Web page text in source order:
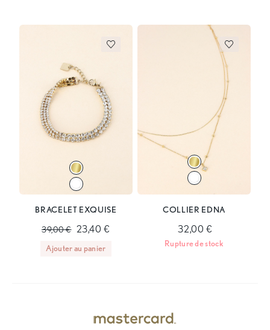
BRACELET EXQUISE
39,00 € 23,40 €
Ajouter au panier
COLLIER EDNA
32,00 €
Rupture de stock